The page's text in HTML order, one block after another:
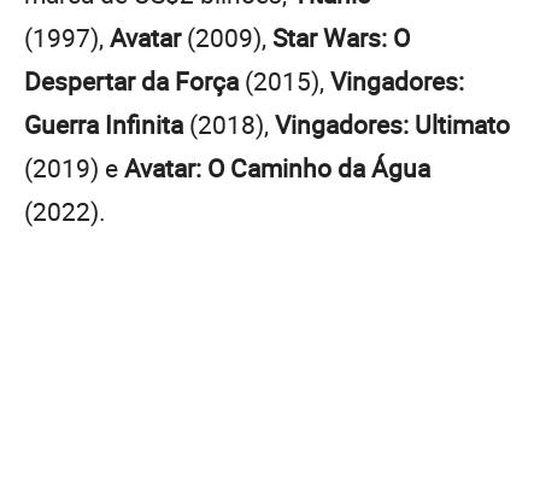
(1997),Avatar(2009), Star Wars: O
Despertar da Força (2015),Vingadores:
Guerra Infinita (2018),Vingadores: Ultimato
(2019) eAvatar: O Caminho da Água
(2022).